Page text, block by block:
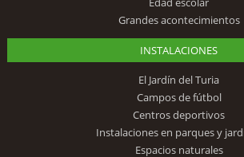
Grandes acontecimientos
INSTALACIONES
El Jardín del Turia
Campos de fútbol
Centros deportivos
Instalaciones en parques y
Espacios naturales